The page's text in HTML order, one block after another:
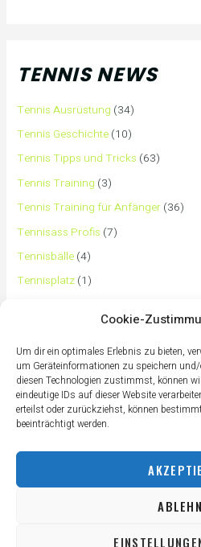
Cookie-
Um dir ein optimales Erlebnis zu bieten,
um Geräteinformationen zu speichern
diesen Technologien zustimmst, können
eindeutige IDs auf dieser Website
erteilst oder zurückziehst, können
beeinträchtigt werden.
TENNIS NEWS
Tennis Ausrüstung (34)
Tennis Geschichte (10)
Tennis Tipps und Tricks (63)
Tennis Training (3)
Tennis Training für Anfänger (36)
Tennisass Profis (7)
Tennisbälle (4)
Tennisplatz (1)
Tennistaschen(2)
Tennisurlaub(1)